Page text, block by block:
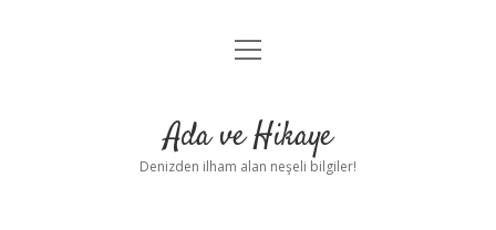
Anasayfa
Yasal Uyarı
menüyü
Ada ve Hikaye
Denizden ilham alan neşeli bilgiler!